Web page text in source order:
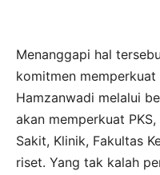
Menanggapi hal
komitmen
Hamzanwadi melalui
akan memperkuat
Sakit, Klinik, Fakultas
riset. Yang tak kalah